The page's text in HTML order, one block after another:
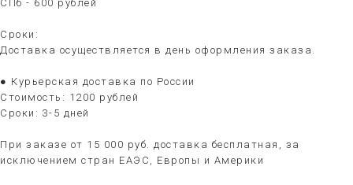
СПб - 600 рублей
Сроки:
Доставка осуществляется в день оформления заказа.
● Курьерская доставка по России
Стоимость: 1200 рублей
Сроки: 3-5 дней
При заказе от 15 000 руб. доставка бесплатная, за
исключением стран ЕАЭС, Европы и Америки